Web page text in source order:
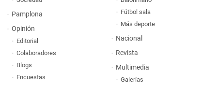
Pamplona
Opinión
Editorial
Colaboradores
Blogs
Encuestas
Fútbol sala
Más deporte
Nacional
Revista
Multimedia
Galerías